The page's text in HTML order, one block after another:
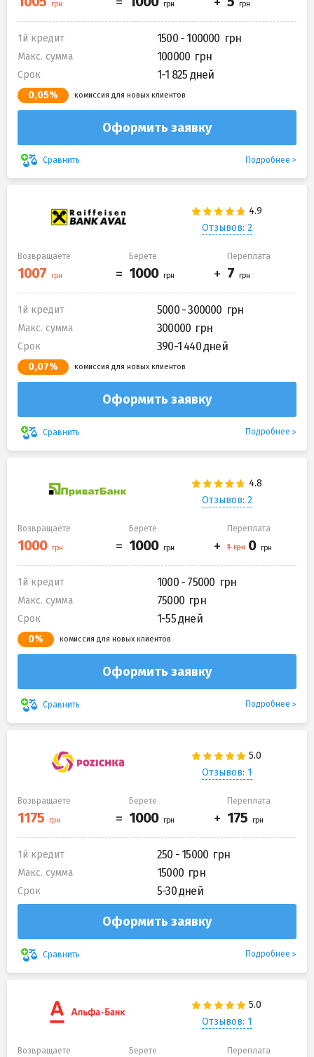
1й кредит 1500 - 100000
Макс. сумма 100000
Срок 1-1 825 дней
0,05% комиссия для новых клиентов
Оформить заявку
Сравнить Подробнее
Отзывов: 2
Возвращаете Берете Переплата
1й кредит 5000 - 300000
Макс. сумма 300000
Срок 390-1 440 дней
0,07% комиссия для новых клиентов
Оформить заявку
Сравнить Подробнее
Отзывов: 2
Возвращаете Берете Переплата
1й кредит 1000 - 75000
Макс. сумма 75000
Срок 1-55 дней
0% комиссия для новых клиентов
Оформить заявку
Сравнить Подробнее
Отзывов: 1
Возвращаете Берете Переплата
1й кредит 250 - 15000
Макс. сумма 15000
Срок 5-30 дней
Оформить заявку
Сравнить Подробнее
Отзывов: 1
Возвращаете Берете Переплата